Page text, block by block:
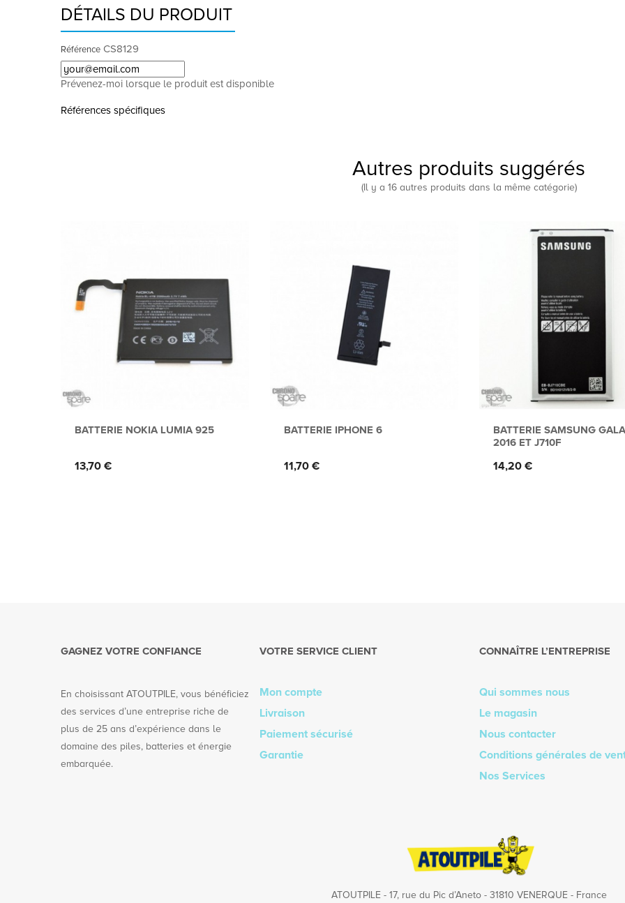
DÉTAILS DU PRODUIT
Référence CS8129
Prévenez-moi lorsque le produit est disponible
Références spécifiques
Autres produits suggérés
(Il y a 16 autres produits dans la même catégorie)
BATTERIE NOKIA LUMIA 925
Prix
13,70 €
BATTERIE IPHONE 6
Prix
11,70 €
BATTERIE SAMSUNG
2016 ET J710F
Prix
14,20 €
GAGNEZ VOTRE CONFIANCE
En choisissant ATOUTPILE, vous bénéficiez
des services d’une entreprise riche de
plus de 25 ans d’expérience dans le
domaine des piles, batteries et énergie
embarquée.
VOTRE SERVICE CLIENT
Mon compte
Livraison
Paiement sécurisé
Garantie
CONNAÎTRE L’ENTREPRISE
Qui sommes nous
Le magasin
Nous contacter
Conditions générales de
Nos Services
ATOUTPILE - 17, rue du Pic d’Aneto - 31810 VENERQUE - France